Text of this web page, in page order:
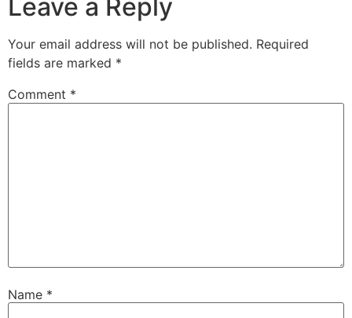
Leave a Reply
Your email address will not be published. Required
fields are marked *
Comment *
Name *